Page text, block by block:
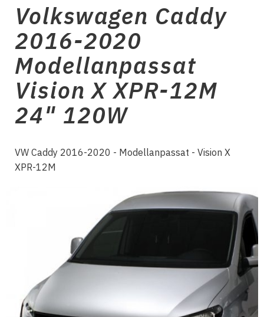
Volkswagen Caddy
2016-2020
Modellanpassat
Vision X XPR-12M
24" 120W
VW Caddy 2016-2020 - Modellanpassat - Vision X
XPR-12M